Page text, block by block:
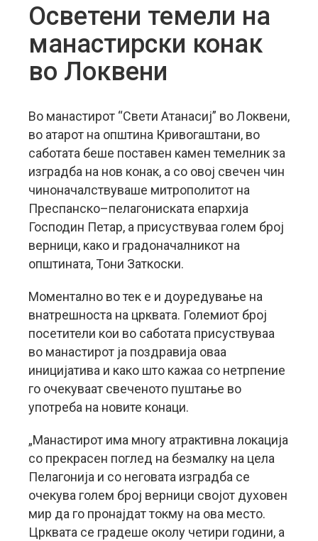
Осветени темели на
манастирски конак
во Локвени
Во манастирот “Свети Атанасиј” во Локвени,
во атарот на општина Кривогаштани, во
саботата беше поставен камен темелник за
изградба на нов конак, а со овој свечен чин
чиноначалствуваше митрополитот на
Преспанско–пелагониската епархија
Господин Петар, а присуствуваа голем број
верници, како и градоначалникот на
општината, Тони Заткоски.
Моментално во тек е и доуредување на
внатрешноста на црквата. Големиот број
посетители кои во саботата присуствуваа
во манастирот ја поздравија оваа
иницијатива и како што кажаа со нетрпение
го очекуваат свеченото пуштање во
употреба на новите конаци.
„Манастирот има многу атрактивна локација
со прекрасен поглед на безмалку на цела
Пелагонија и со неговата изградба се
очекува голем број верници својот духовен
мир да го пронајдат токму на ова место.
Црквата се градеше околу четири години, а